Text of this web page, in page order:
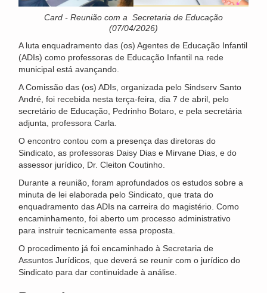
Card - Reunião com a Secretaria de Educação
(07/04/2026)
A luta enquadramento das (os) Agentes de Educação Infantil
(ADIs) como professoras de Educação Infantil na rede
municipal está avançando.
A Comissão das (os) ADIs, organizada pelo Sindserv Santo
André, foi recebida nesta terça-feira, dia 7 de abril, pelo
secretário de Educação, Pedrinho Botaro, e pela secretária
adjunta, professora Carla.
O encontro contou com a presença das diretoras do
Sindicato, as professoras Daisy Dias e Mirvane Dias, e do
assessor jurídico, Dr. Cleiton Coutinho.
Durante a reunião, foram aprofundados os estudos sobre a
minuta de lei elaborada pelo Sindicato, que trata do
enquadramento das ADIs na carreira do magistério. Como
encaminhamento, foi aberto um processo administrativo
para instruir tecnicamente essa proposta.
O procedimento já foi encaminhado à Secretaria de
Assuntos Jurídicos, que deverá se reunir com o jurídico do
Sindicato para dar continuidade à análise.